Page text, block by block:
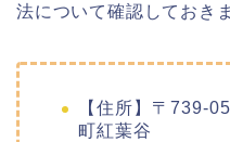
法について確認しておき
【住所】〒739-
町紅葉谷